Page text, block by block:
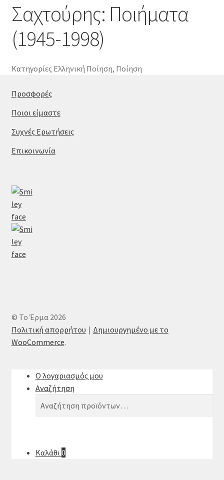
Σαχτούρης: Ποιήματα
(1945-1998)
Κατηγορίες Ελληνική Ποίηση, Ποίηση
Προσφορές
Ποιοι είμαστε
Συχνές Ερωτήσεις
Επικοινωνία
© Το Έρμα 2026
Πολιτική απορρήτου
Δημιουργημένο με το
WooCommerce.
Ο λογαριασμός μου
Αναζήτηση
Αναζήτηση
Αναζήτηση
Καλάθι0